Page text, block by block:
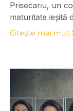
Prisecariu, un
maturitate ieșită
vorbi. La un
oprit din tot ce
Citește mai mult